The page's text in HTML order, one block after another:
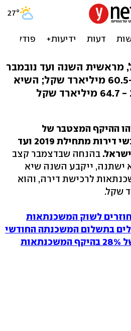
שיא בהיקף
מראשית השנה ועד נובמבר
נלקחו משכנתאות ב-60.5 מיליארד שקל; השיא
זהו ההיקף המצטבר של
משכנתאות שנטלו רוכשי דירות מתחילת 2019 ועד
בהנחה שבדצמבר קצב
ישתנה, ייקבע השנה שיא
לרכישת דירה, והוא
לשוק המשכנתאות
בתשלום המשכנתה החודשי
בגלל החגים: ירידה של 28% בהיקף המשכנתאות